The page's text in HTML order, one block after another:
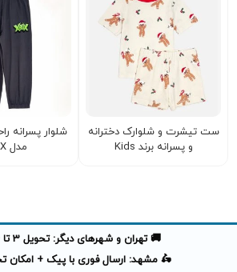
ست تیشرت و شلوارک دخترانه
و پسرانه برند Kids
مدل XBAX
🚚 تهران و شهرهای دیگر: تحویل 3 تا 4 روز کاری
🛵 مشهد: ارسال فوری با پیک + امکان